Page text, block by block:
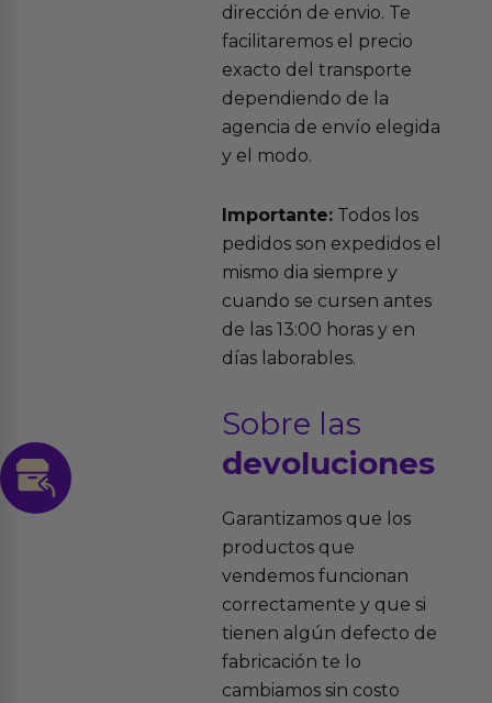
dirección de envio. Te
facilitaremos el precio
exacto del transporte
dependiendo de la
agencia de envío elegida
y el modo.
Importante:Todos los
pedidos son expedidos el
mismo dia siempre y
cuando se cursen antes
de las 13:00 horas y en
días laborables.
Sobre las
devoluciones
Garantizamos que los
productos que
vendemos funcionan
correctamente y que si
tienen algún defecto de
fabricación te lo
cambiamos sin costo